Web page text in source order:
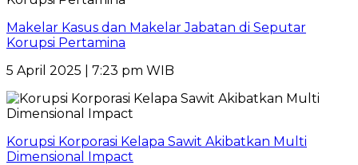
Makelar Kasus dan Makelar Jabatan di Seputar
Korupsi Pertamina
5 April 2025 | 7:23 pm WIB
Korupsi Korporasi Kelapa Sawit Akibatkan Multi
Dimensional Impact